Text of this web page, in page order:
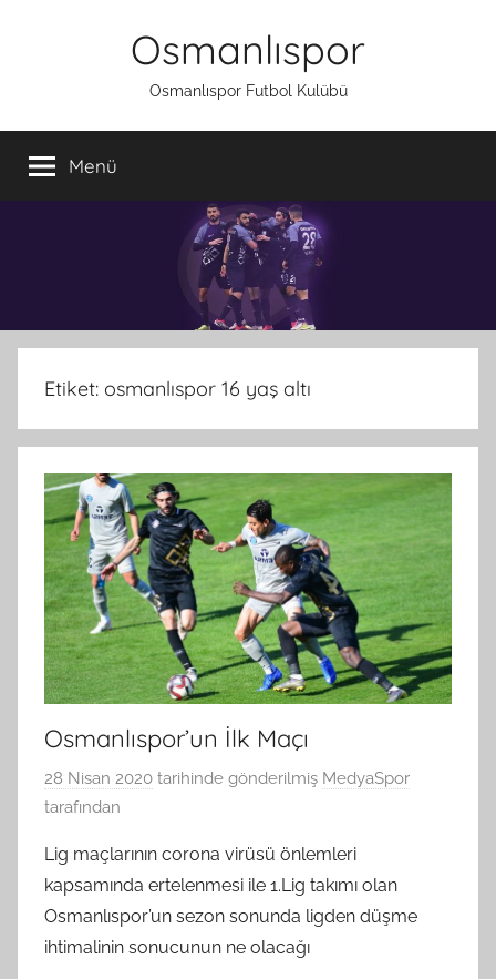
Osmanlıspor
Osmanlıspor Futbol Kulübü
Menü
Etiket: osmanlıspor 16 yaş altı
Osmanlıspor’un İlk Maçı
28 Nisan 2020 tarihinde gönderilmiş MedyaSpor
tarafından
Lig maçlarının corona virüsü önlemleri
kapsamında ertelenmesi ile 1.Lig takımı olan
Osmanlıspor’un sezon sonunda ligden düşme
ihtimalinin sonucunun ne olacağı